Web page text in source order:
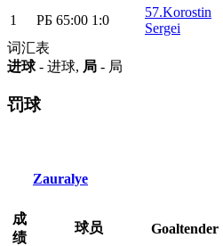
1
РБ 65:00 1:0
57.Korostin
Sergei
词汇表
进球- 进球, 局 - 局
罚球
Zauralye
成
绩
球员 Goaltender